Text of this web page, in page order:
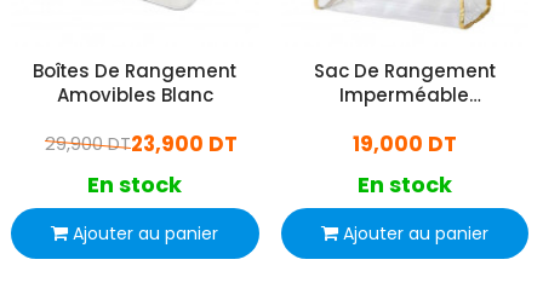
Boîtes De Rangement
Amovibles Blanc
23,900 DT
29,900 DT
En stock
Ajouter au panier
Sac De Rangement
Imperméable
19,000 DT
En stock
Ajouter au panier